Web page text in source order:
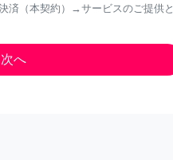
済（本契約）→サービスのご提供と